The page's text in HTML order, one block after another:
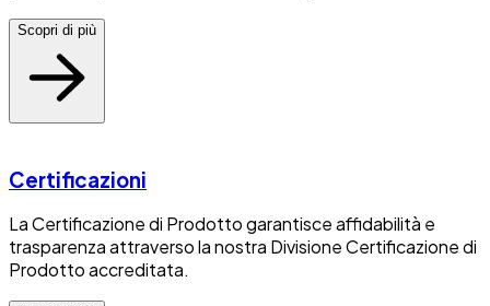
Scopri di più
Certificazioni
La Certificazione di Prodotto garantisce affidabilità e
trasparenza attraverso la nostra Divisione Certificazione di
Prodotto accreditata.